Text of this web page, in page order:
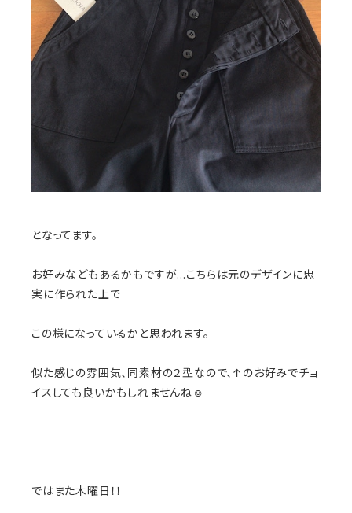
となってます。
お好みなどもあるかもですが…こちらは元のデザインに忠
実に作られた上で
この様になっているかと思われます。
似た感じの雰囲気、同素材の２型なので、↑のお好みでチョ
イスしても良いかもしれませんね☺️
ではまた木曜日！！